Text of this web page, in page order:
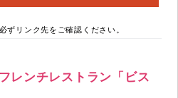
ずリンク先をご確認ください。
レンチレストラン「ビス